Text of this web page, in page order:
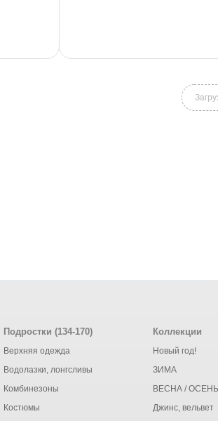
Подростки (134-170)
Верхняя одежда
Водолазки, лонгсливы
Комбинезоны
Костюмы
Коллекции
Новый год!
ЗИМА
ВЕСНА / ОСЕНЬ
Джинс, вельвет